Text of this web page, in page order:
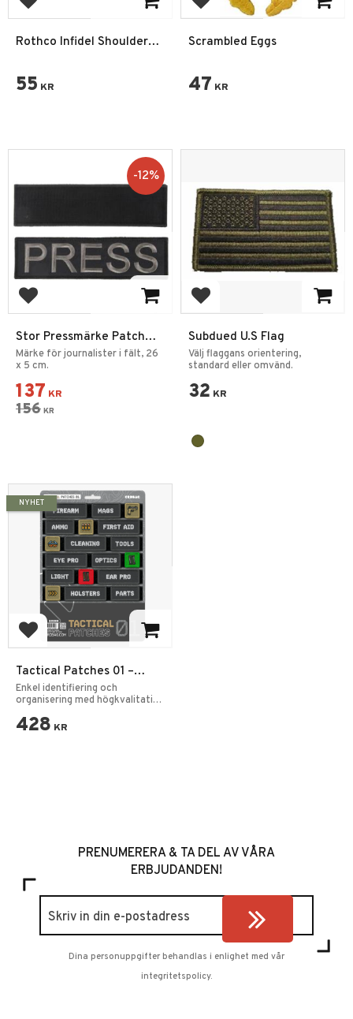
Add to favorites
Rothco Infidel Shoulder
55 KR
Add to favorites
Scrambled Eggs
47 KR
Add to favorites
Stor Pressmärke Patch
Kardborre 15 Svart
Märke för journalister i fält, 26
x 5 cm.
137 KR
156 KR
12%
Add to favorites
Subdued U.S Flag
Välj flaggans orientering,
standard eller omvänd.
32 KR
Add to favorites
Tactical Patches 01 –
Effektiv Organisering av
Utrustning
Enkel identifiering och
organisering med högkvalitativ
428 KR
NYHET
PRENUMERERA & TA DEL AV VÅRA
ERBJUDANDEN!
Dina personuppgifter behandlas i enlighet med vår
integritetspolicy.